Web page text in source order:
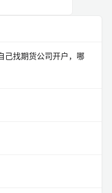
己找期货公司开户，哪